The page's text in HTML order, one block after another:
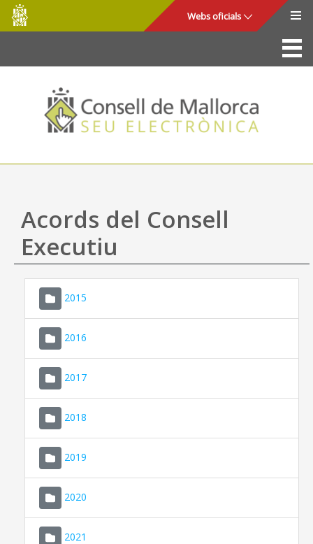
Salta al contingut principal
Consell
de
Mallorca
Webs oficials
La Seu
Consell de Mallorca
Accés i seguretat
Utilitats
Ajuda
Acords del Consell
Executiu
2015
2016
2017
2018
2019
2020
2021